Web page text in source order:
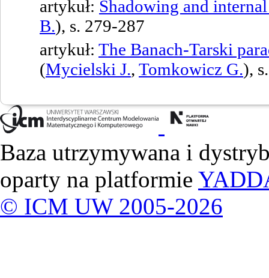
artykuł: Shadowing and
B.), s. 279-287
artykuł: The Banach-Tarski
(Mycielski J., Tomkowicz G.),
Baza utrzymywana i
oparty na platformie
© ICM UW 2005-2026